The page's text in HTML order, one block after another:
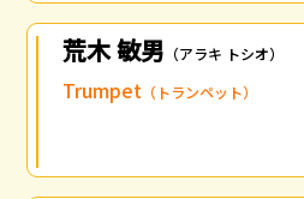
荒木 敏男 （アラキ トシオ）
Trumpet （トランペット）